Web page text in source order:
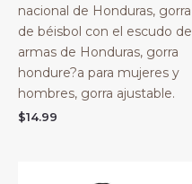
nacional de Honduras, gorra
de béisbol con el escudo de
armas de Honduras, gorra
hondure?a para mujeres y
hombres, gorra ajustable.
$14.99